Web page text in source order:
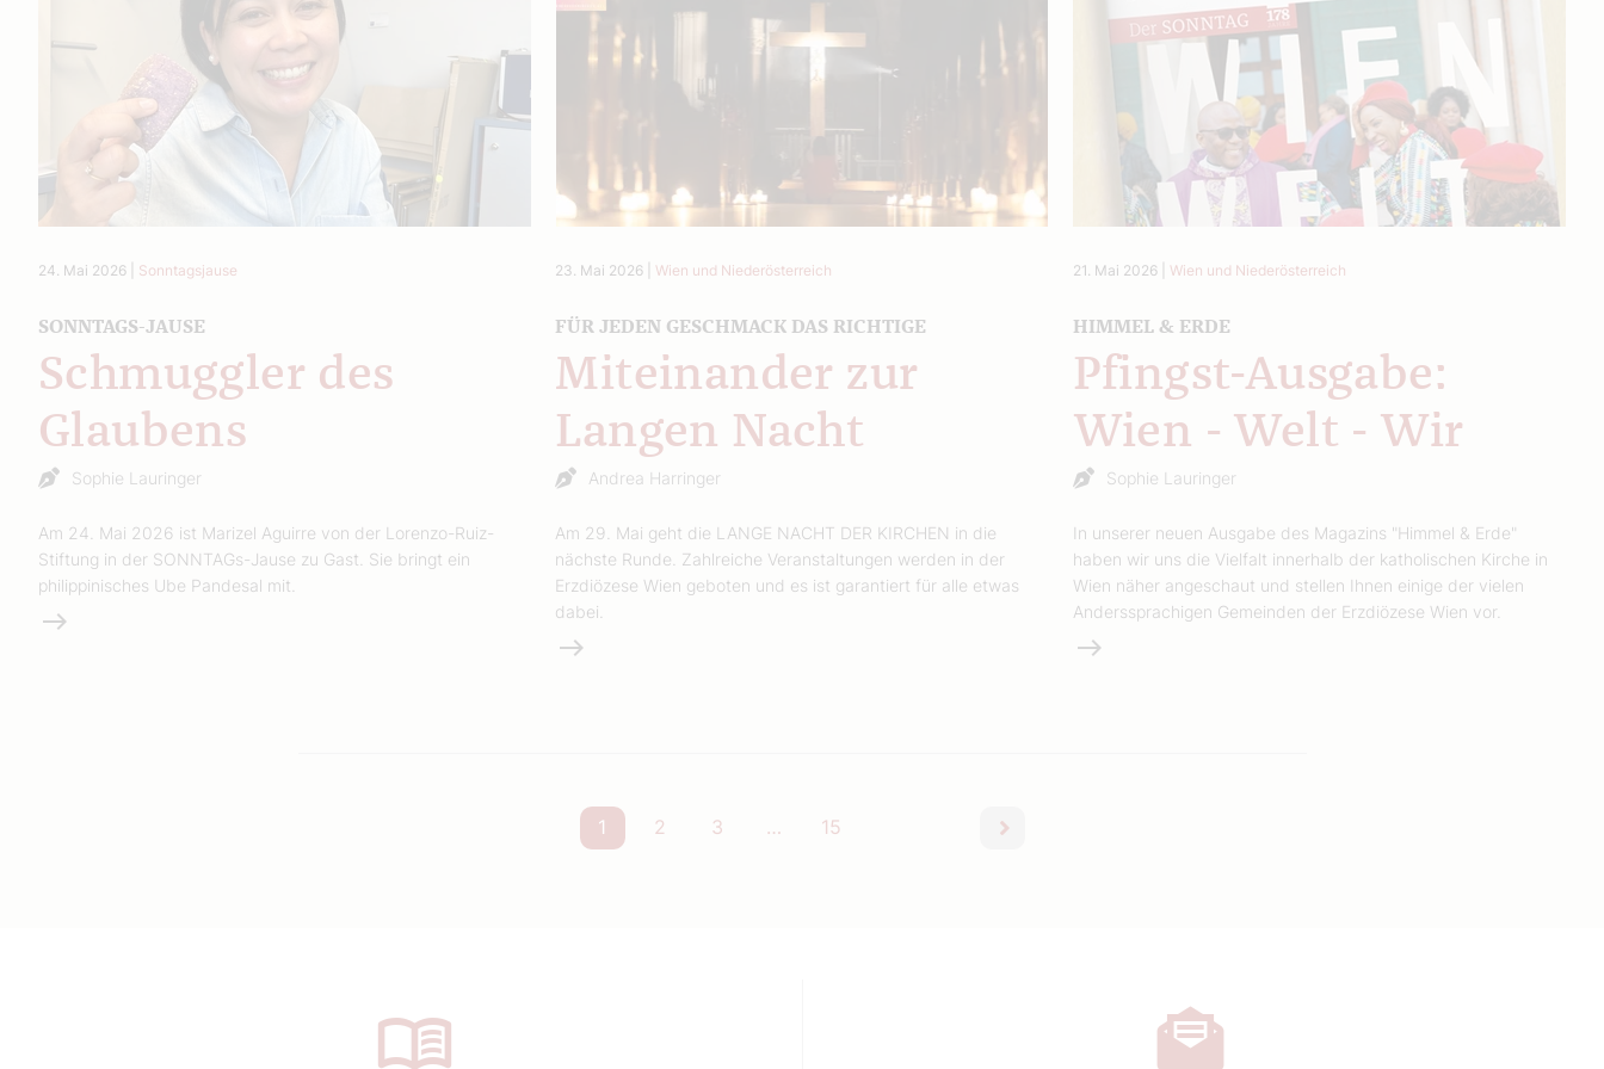
24. Mai 2026 Sonntagsjause
SONNTAGS-JAUSE
Schmuggler des
Glaubens
Sophie Lauringer
Am 24. Mai 2026 ist Marizel Aguirre von der Lorenzo-Ruiz-
Stiftung in der SONNTAGs-Jause zu Gast. Sie bringt ein
philippinisches Ube Pandesal mit.
Weiterlesen
23. Mai 2026 Wien und Niederösterreich
FÜR JEDEN GESCHMACK DAS RICHTIGE
Miteinander zur
Langen Nacht
Andrea Harringer
Am 29. Mai geht die LANGE NACHT DER KIRCHEN in die
nächste Runde. Zahlreiche Veranstaltungen werden in der
Erzdiözese Wien geboten und es ist garantiert für alle etwas
dabei.
Weiterlesen
21. Mai 2026| Wien und Niederösterreich
HIMMEL & ERDE
Pfingst-Ausgabe:
Wien - Welt - Wir
Sophie Lauringer
In unserer neuen Ausgabe des Magazins "Himmel & Erde"
haben wir uns die Vielfalt innerhalb der katholischen Kirche in
Wien näher angeschaut und stellen Ihnen einige der vielen
Anderssprachigen Gemeinden der Erzdiözese Wien vor.
Weiterlesen
1 2 3 … 15
nächste